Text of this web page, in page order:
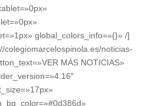
global_colors_info=»{}» /]
noticias-
MÁS NOTICIAS»